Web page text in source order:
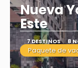
Nueva
Este
7 DESTINOS 8
Paquete de